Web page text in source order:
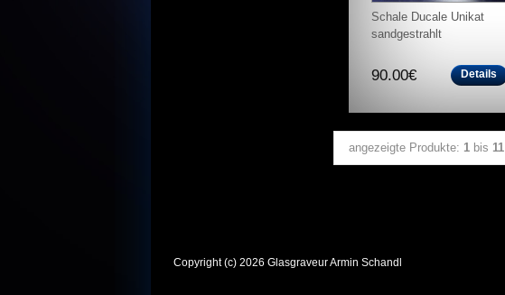
Schale Ducale Unikat
sandgestrahlt
90.00€ Details
angezeigte Produkte: 1 bis 11
Copyright (c) 2026 Glasgraveur Armin Schandl